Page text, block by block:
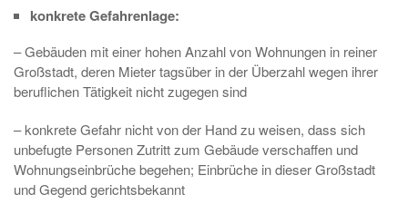
konkrete Gefahrenlage:
– Gebäuden mit einer hohen Anzahl von Wohnungen in reiner
Großstadt, deren Mieter tagsüber in der Überzahl wegen ihrer
beruflichen Tätigkeit nicht zugegen sind
– konkrete Gefahr nicht von der Hand zu weisen, dass sich
unbefugte Personen Zutritt zum Gebäude verschaffen und
Wohnungseinbrüche begehen; Einbrüche in dieser Großstadt
und Gegend gerichtsbekannt